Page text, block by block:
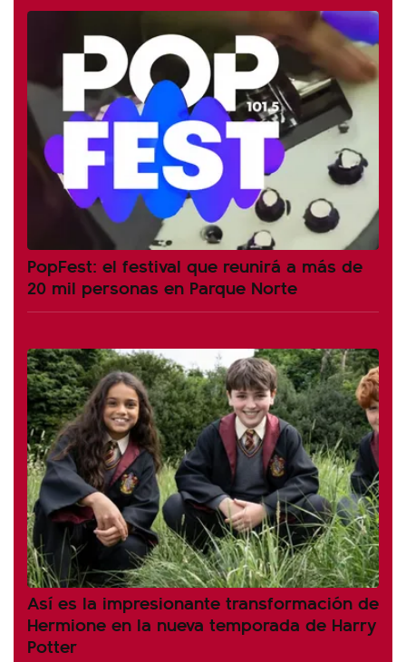
PopFest: el festival que reunirá a más de
20 mil personas en Parque Norte
Así es la impresionante transformación de
Hermione en la nueva temporada de Harry
Potter